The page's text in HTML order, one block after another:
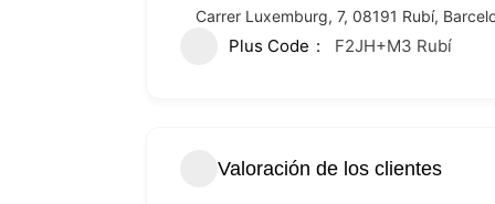
Carrer Luxemburg, 7, 08191 Rubí,
Plus Code F2JH+M3 Rubí
Valoración de los clientes